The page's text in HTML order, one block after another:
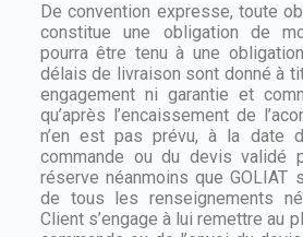
De convention expresse, toute
constitue une obligation de
pourra être tenu à une
délais de livraison sont donné à
engagement ni garantie et
qu’après l’encaissement de
n’en est pas prévu, à la date
commande ou du devis validé
réserve néanmoins que GOLIAT
de tous les renseignements
Client s’engage à lui remettre au